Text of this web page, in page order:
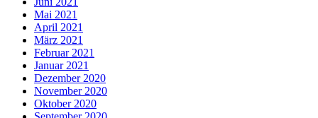
Mai 2021
April 2021
März 2021
Februar 2021
Januar 2021
Dezember 2020
November 2020
Oktober 2020